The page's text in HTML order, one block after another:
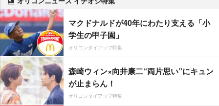
マクドナルドが40年にわたり支える「小
学生の甲子園」
オリコンタイアップ特集
森崎ウィン×向井康二“両片思い”にキュン
が止まらん！
オリコンタイアップ特集